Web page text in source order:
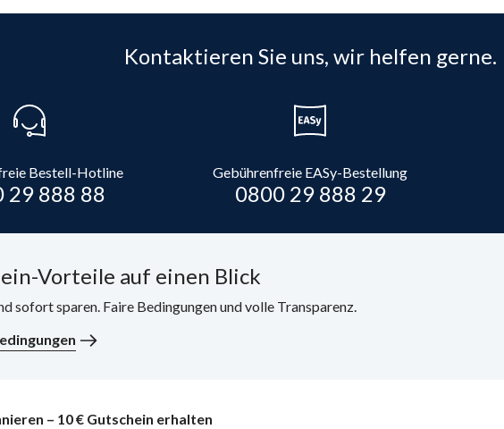
Kontaktieren Sie uns, wir helfen gerne.
Bestell-Hotline
29 888 88
Gebührenfreie EASy-Bestellung
0800 29 888 29
Vorteile auf einen Blick
sofort sparen. Faire Bedingungen und volle Transparenz.
– 10 € Gutschein erhalten